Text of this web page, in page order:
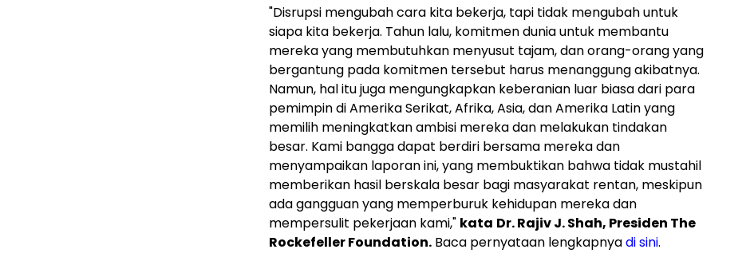
"Disrupsi mengubah cara kita bekerja, tapi tidak mengubah untuk
siapa kita bekerja. Tahun lalu, komitmen dunia untuk membantu
mereka yang membutuhkan menyusut tajam, dan orang-orang yang
bergantung pada komitmen tersebut harus menanggung akibatnya.
Namun, hal itu juga mengungkapkan keberanian luar biasa dari para
pemimpin di Amerika Serikat, Afrika, Asia, dan Amerika Latin yang
memilih meningkatkan ambisi mereka dan melakukan tindakan
besar. Kami bangga dapat berdiri bersama mereka dan
menyampaikan laporan ini, yang membuktikan bahwa tidak mustahil
memberikan hasil berskala besar bagi masyarakat rentan, meskipun
ada gangguan yang memperburuk kehidupan mereka dan
mempersulit pekerjaan kami," kata Dr. Rajiv J. Shah, Presiden The
Rockefeller Foundation. Baca pernyataan lengkapnyadi sini.